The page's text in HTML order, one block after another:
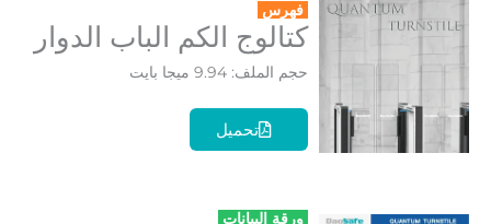
فهرس
كتالوج الكم الباب الدوار
حجم الملف: 9.94 ميجا بايت
تحميل
ورقة البيانات